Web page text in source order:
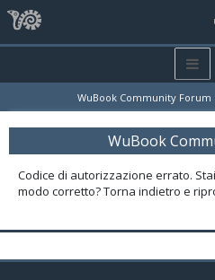
WuBook Community Forum
WuBook
Codice di autorizzazione errato.
modo corretto? Torna indietro e